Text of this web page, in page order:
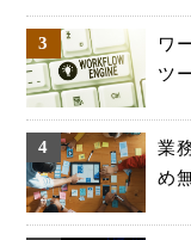
ワ
ツ
業
め